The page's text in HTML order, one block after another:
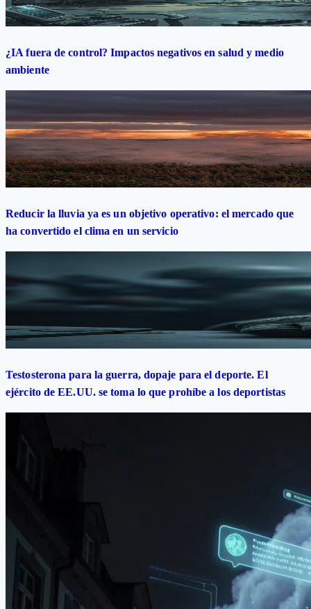
¿IA fuera de control? Impactos negativos en salud y medio
ambiente
Reducir la lluvia ya es un objetivo operativo: el mercado que
ha convertido el clima en un servicio
Testosterona para la guerra, dopaje para el deporte. El
ejército de EE.UU. se toma lo que prohíbe a los deportistas